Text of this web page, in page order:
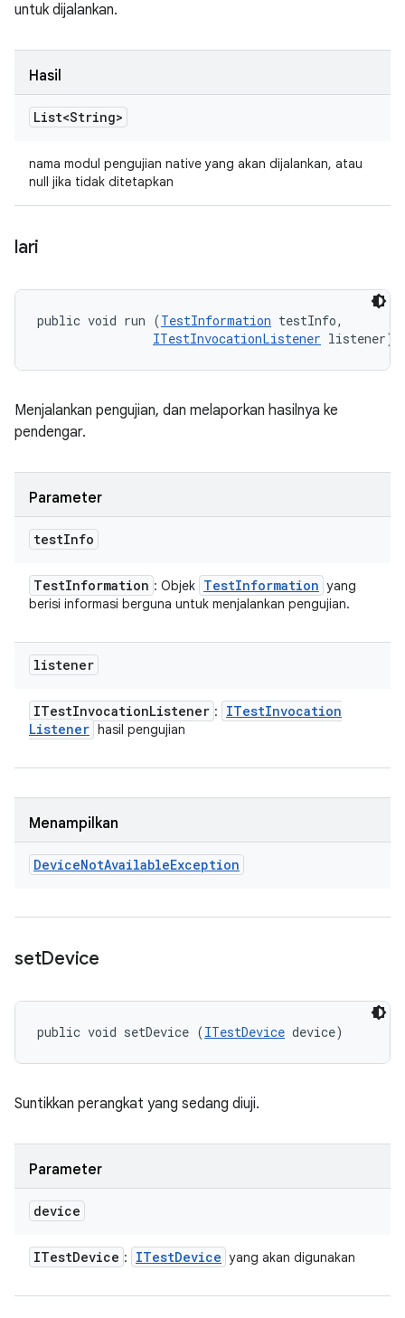
untuk dijalankan.
Hasil
List<String>
nama modul pengujian native yang akan dijalankan, atau
null jika tidak ditetapkan
lari
public void run (TestInformation testInfo,
ITestInvocationListener listener)
Menjalankan pengujian, dan melaporkan hasilnya ke
pendengar.
Parameter
testInfo
TestInformation : Objek TestInformation yang
berisi informasi berguna untuk menjalankan pengujian.
listener
ITestInvocationListener : ITestInvocation
Listener hasil pengujian
Menampilkan
DeviceNotAvailableException
setDevice
public void setDevice (ITestDevice device)
Suntikkan perangkat yang sedang diuji.
Parameter
device
ITestDevice : ITestDevice yang akan digunakan